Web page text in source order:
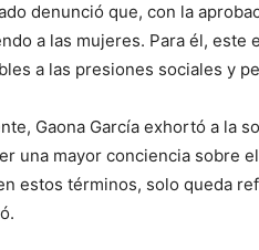
denunció que, con la
a las mujeres. Para él, este
a las presiones sociales y
Gaona García exhortó a la
una mayor conciencia sobre
estos términos, solo queda